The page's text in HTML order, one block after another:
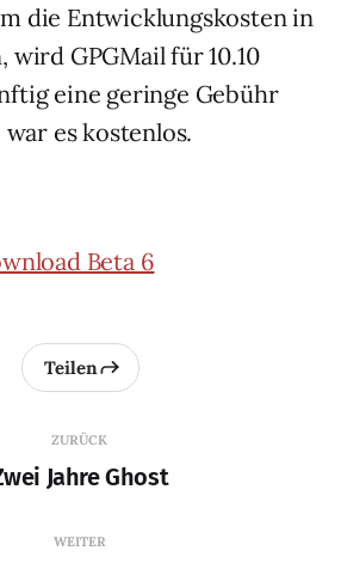
die Entwicklungskosten in
wird GPGMail für 10.10
eine geringe Gebühr
es kostenlos.
Beta 6
ZURÜCK
Jahre Ghost
Teilen
WEITER